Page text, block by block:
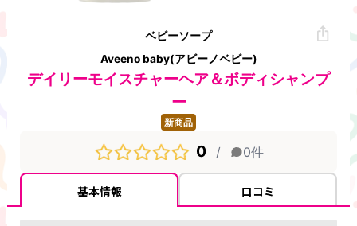
ベビーソープ
Aveeno baby(アビーノベビー)
デイリーモイスチャーヘア＆ボディシャンプ
ー
新商品
0 / 0件
基本情報 口コミ